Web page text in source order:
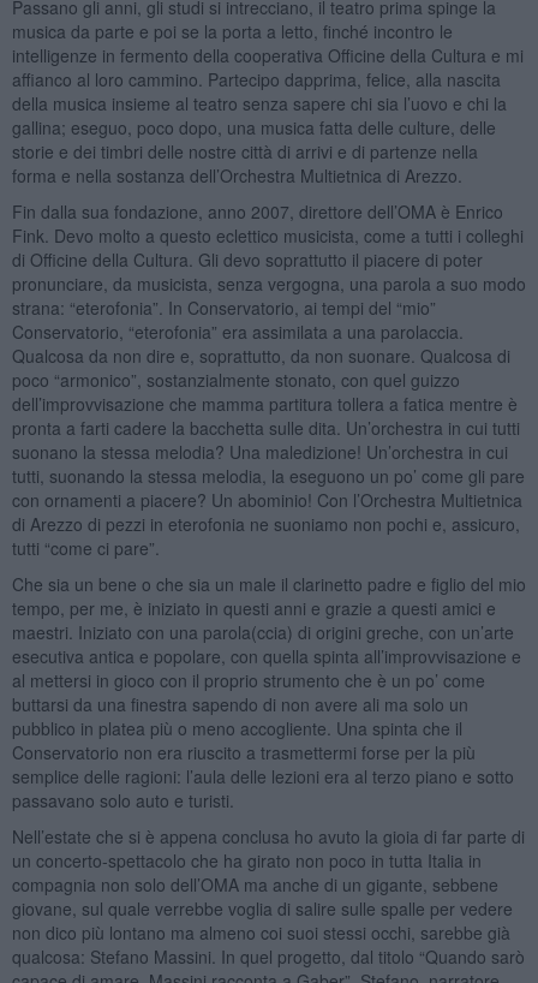
Passano gli anni, gli studi si intrecciano, il teatro prima spinge la
musica da parte e poi se la porta a letto, finché incontro le
intelligenze in fermento della cooperativa Officine della Cultura e mi
affianco al loro cammino. Partecipo dapprima, felice, alla nascita
della musica insieme al teatro senza sapere chi sia l’uovo e chi la
gallina; eseguo, poco dopo, una musica fatta delle culture, delle
storie e dei timbri delle nostre città di arrivi e di partenze nella
forma e nella sostanza dell’Orchestra Multietnica di Arezzo.
Fin dalla sua fondazione, anno 2007, direttore dell’OMA è Enrico
Fink. Devo molto a questo eclettico musicista, come a tutti i colleghi
di Officine della Cultura. Gli devo soprattutto il piacere di poter
pronunciare, da musicista, senza vergogna, una parola a suo modo
strana: “eterofonia”. In Conservatorio, ai tempi del “mio”
Conservatorio, “eterofonia” era assimilata a una parolaccia.
Qualcosa da non dire e, soprattutto, da non suonare. Qualcosa di
poco “armonico”, sostanzialmente stonato, con quel guizzo
dell’improvvisazione che mamma partitura tollera a fatica mentre è
pronta a farti cadere la bacchetta sulle dita. Un’orchestra in cui tutti
suonano la stessa melodia? Una maledizione! Un’orchestra in cui
tutti, suonando la stessa melodia, la eseguono un po’ come gli pare
con ornamenti a piacere? Un abominio! Con l’Orchestra Multietnica
di Arezzo di pezzi in eterofonia ne suoniamo non pochi e, assicuro,
tutti “come ci pare”.
Che sia un bene o che sia un male il clarinetto padre e figlio del mio
tempo, per me, è iniziato in questi anni e grazie a questi amici e
maestri. Iniziato con una parola(ccia) di origini greche, con un’arte
esecutiva antica e popolare, con quella spinta all’improvvisazione e
al mettersi in gioco con il proprio strumento che è un po’ come
buttarsi da una finestra sapendo di non avere ali ma solo un
pubblico in platea più o meno accogliente. Una spinta che il
Conservatorio non era riuscito a trasmettermi forse per la più
semplice delle ragioni: l’aula delle lezioni era al terzo piano e sotto
passavano solo auto e turisti.
Nell’estate che si è appena conclusa ho avuto la gioia di far parte di
un concerto-spettacolo che ha girato non poco in tutta Italia in
compagnia non solo dell’OMA ma anche di un gigante, sebbene
giovane, sul quale verrebbe voglia di salire sulle spalle per vedere
non dico più lontano ma almeno coi suoi stessi occhi, sarebbe già
qualcosa: Stefano Massini. In quel progetto, dal titolo “Quando sarò